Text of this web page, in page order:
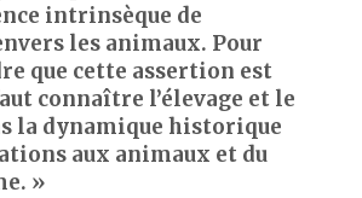
intrinsèque de
les animaux. Pour
que cette assertion est
connaître l’élevage et le
la dynamique historique
aux animaux et du
»